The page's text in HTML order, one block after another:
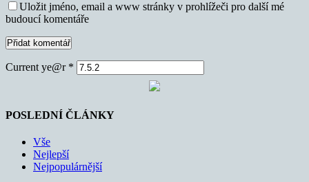
Uložit jméno, email a www stránky v prohlížeči pro další mé
budoucí komentáře
Current ye@r *
POSLEDNÍ ČLÁNKY
Vše
Nejlepší
Nejpopulárnější